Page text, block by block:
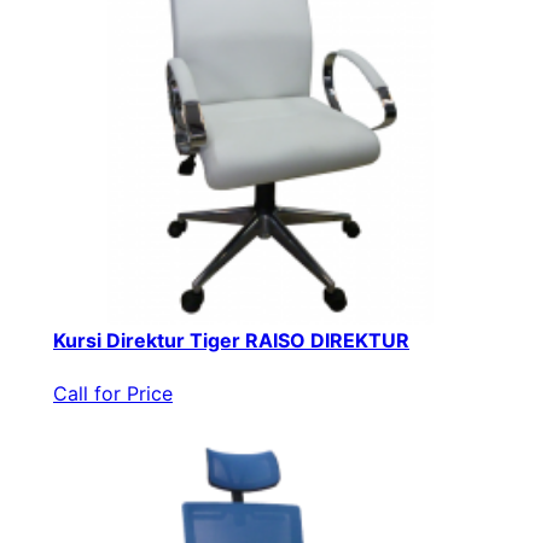
Kursi Direktur Tiger RAISO DIREKTUR
Call for Price